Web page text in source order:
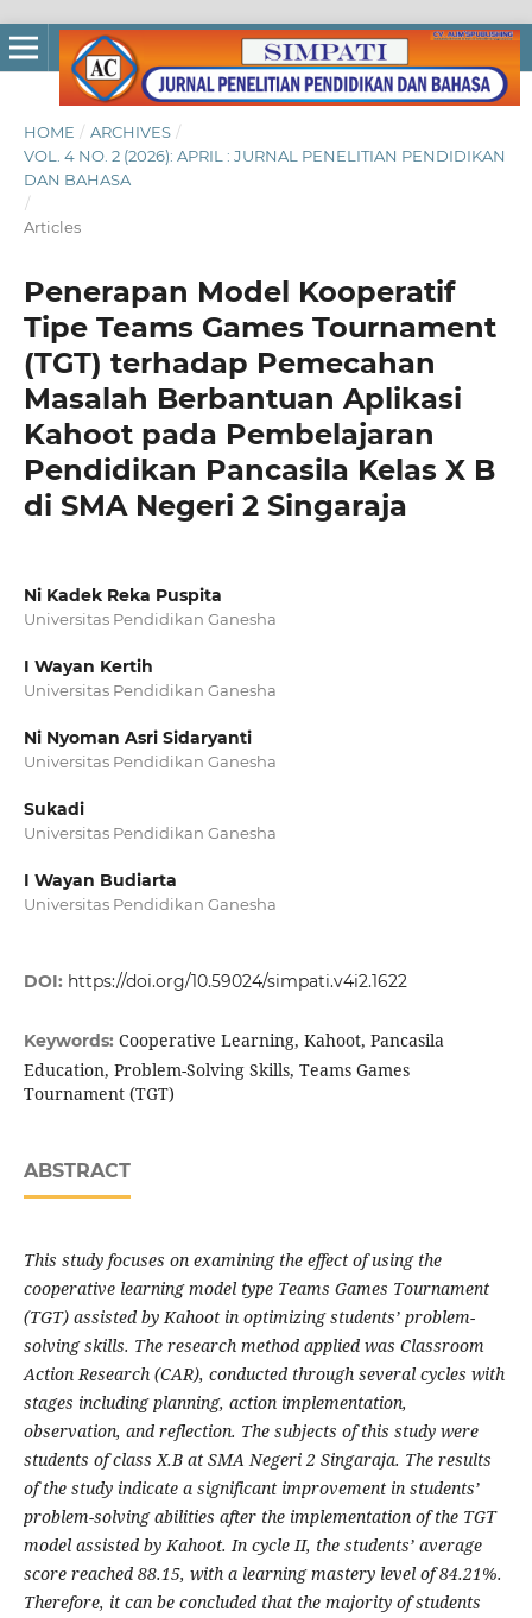
HOME / ARCHIVES /
VOL. 4 NO. 2 (2026): APRIL : JURNAL PENELITIAN PENDIDIKAN
DAN BAHASA
/
Articles
Penerapan Model Kooperatif
Tipe Teams Games Tournament
(TGT) terhadap Pemecahan
Masalah Berbantuan Aplikasi
Kahoot pada Pembelajaran
Pendidikan Pancasila Kelas X B
di SMA Negeri 2 Singaraja
Ni Kadek Reka Puspita
Universitas Pendidikan Ganesha
I Wayan Kertih
Universitas Pendidikan Ganesha
Ni Nyoman Asri Sidaryanti
Universitas Pendidikan Ganesha
Sukadi
Universitas Pendidikan Ganesha
I Wayan Budiarta
Universitas Pendidikan Ganesha
DOI: https://doi.org/10.59024/simpati.v4i2.1622
Keywords: Cooperative Learning, Kahoot, Pancasila
Education, Problem-Solving Skills, Teams Games
Tournament (TGT)
ABSTRACT
This study focuses on examining the effect of using the
cooperative learning model type Teams Games Tournament
(TGT) assisted by Kahoot in optimizing students’ problem-
solving skills. The research method applied was Classroom
Action Research (CAR), conducted through several cycles with
stages including planning, action implementation,
observation, and reflection. The subjects of this study were
students of class X.B at SMA Negeri 2 Singaraja. The results
of the study indicate a significant improvement in students’
problem-solving abilities after the implementation of the TGT
model assisted by Kahoot. In cycle II, the students’ average
score reached 88.15, with a learning mastery level of 84.21%.
Therefore, it can be concluded that the majority of students